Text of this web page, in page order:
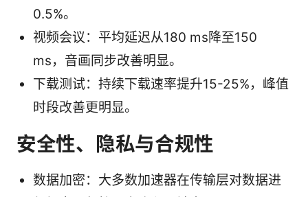
0.5%。
视频会议：平均延迟从180 ms降至150
ms，音画同步改善明显。
下载测试：持续下载速率提升15-25%，峰值
时段改善更明显。
安全性、隐私与合规性
数据加密：大多数加速器在传输层对数据进